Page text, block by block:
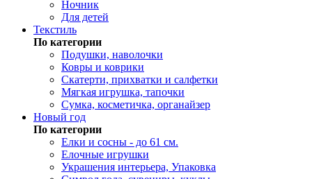
Ночник
Для детей
Текстиль
По категории
Подушки, наволочки
Ковры и коврики
Скатерти, прихватки и салфетки
Мягкая игрушка, тапочки
Сумка, косметичка, органайзер
Новый год
По категории
Елки и сосны - до 61 см.
Елочные игрушки
Украшения интерьера, Упаковка